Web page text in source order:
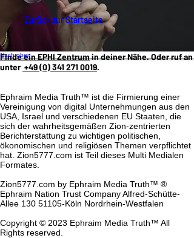
Zurück zur Startseite
Nach oben
Finde ein EPHI Zentrumin deiner Nähe. Oder ruf an
unter +49 (0) 341 271 0019‬.
Ephraim Media Truth™ ist die Firmierung einer
Vereinigung von digital Unternehmungen aus den
USA, Israel und verschiedenen EU Staaten, die
sich der wahrheitsgemäßen Zion-zentrierten
Berichterstattung zu wichtigen politischen,
ökonomischen und religiösen Themen verpflichtet
hat. Zion5777.com ist Teil dieses Multi Medialen
Formates.
Zion5777.com by Ephraim Media Truth™ ®
Ephraim Nation Trust Company Alfred-Schütte-
Allee 130 51105-Köln Nordrhein-Westfalen
Copyright © 2023 Ephraim Media Truth™ All
Rights reserved.